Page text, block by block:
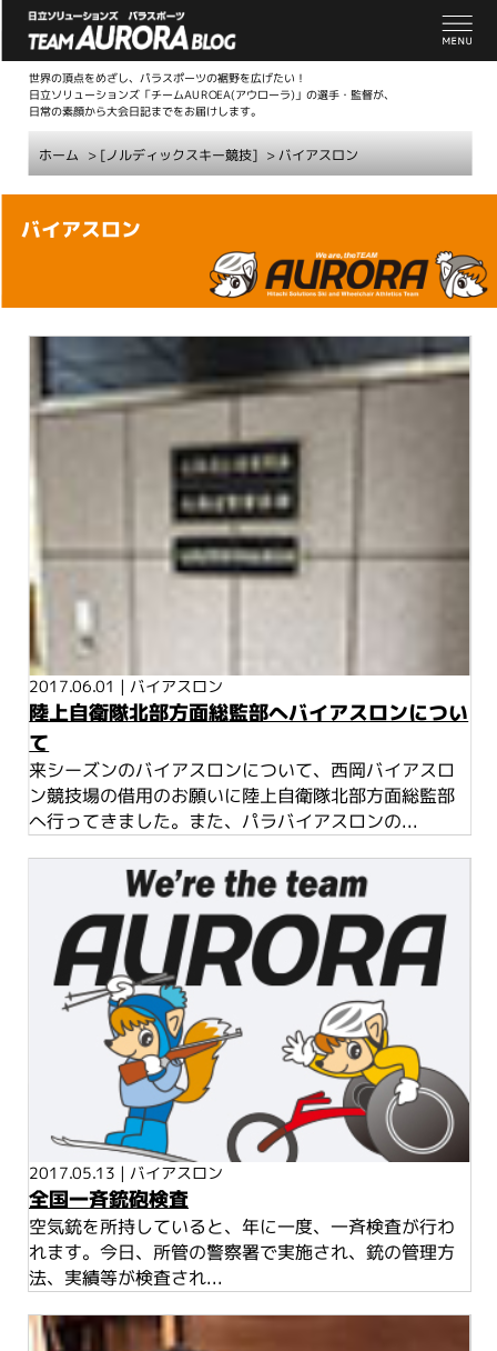
世界の頂点をめざし、パラスポーツの裾野を広げたい！
日立ソリューションズ「チームAUROEA(アウローラ)」の選手・監督が、
日常の素顔から大会日記までをお届けします。
ホーム > [ノルディックスキー競技] >バイアスロン
本
バイアスロン
2017.06.01 | バイアスロン
陸上自衛隊北部方面総監部へバイアスロンについ
て
来シーズンのバイアスロンについて、西岡バイアスロ
ン競技場の借用のお願いに陸上自衛隊北部方面総監部
へ行ってきました。また、パラバイアスロンの...
2017.05.13 | バイアスロン
全国一斉銃砲検査
空気銃を所持していると、年に一度、一斉検査が行わ
れます。今日、所管の警察署で実施され、銃の管理方
法、実績等が検査され...